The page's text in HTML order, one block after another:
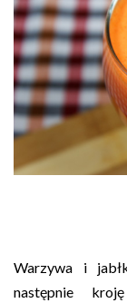
Warzywa i
następnie